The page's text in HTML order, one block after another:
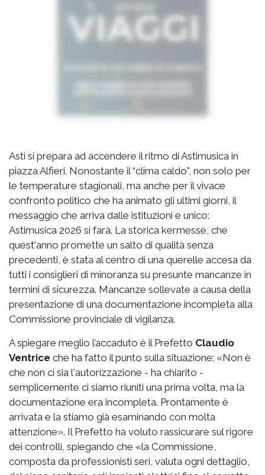
Asti si prepara ad accendere il ritmo di Astimusica in
piazza Alfieri. Nonostante il “clima caldo", non solo per
le temperature stagionali, ma anche per il vivace
confronto politico che ha animato gli ultimi giorni, il
messaggio che arriva dalle istituzioni e unico:
Astimusica 2026 si farà. La storica kermesse, che
quest'anno promette un salto di qualità senza
precedenti, è stata al centro di una querelle accesa da
tutti i consiglieri di minoranza su presunte mancanze in
termini di sicurezza. Mancanze sollevate a causa della
presentazione di una documentazione incompleta alla
Commissione provinciale di vigilanza.
A spiegare meglio l’accaduto è il Prefetto Claudio
Ventrice che ha fatto il punto sulla situazione: «Non è
che non ci sia l'autorizzazione - ha chiarito -
semplicemente ci siamo riuniti una prima volta, ma la
documentazione era incompleta. Prontamente è
arrivata e la stiamo già esaminando con molta
attenzione». Il Prefetto ha voluto rassicurare sul rigore
dei controlli, spiegando che «la Commissione,
composta da professionisti seri, valuta ogni dettaglio,